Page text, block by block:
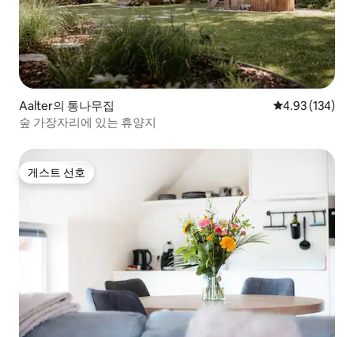
Aalter의 통나무집 평점 4.93점(5
4.93 (134)
숲 가장자리에 있는 휴양지
게스트 선호
게스트 선호